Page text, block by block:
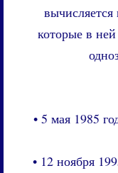
которые в
• 5 мая 1985
• 12 ноября